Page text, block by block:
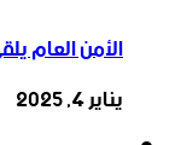
الأمن العام
يناير 4, 2025